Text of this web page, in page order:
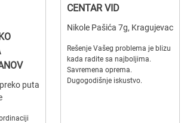
puta
CENTAR VID
Nikole Pašića 7g, Kragujevac
Rešenje Vašeg problema je blizu
kada radite sa najboljima.
Savremena oprema.
Dugogodišnje iskustvo.